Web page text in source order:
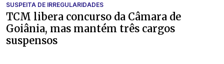
SUSPEITA DE IRREGULARIDADES
TCM libera concurso da Câmara de
Goiânia, mas mantém três cargos
suspensos